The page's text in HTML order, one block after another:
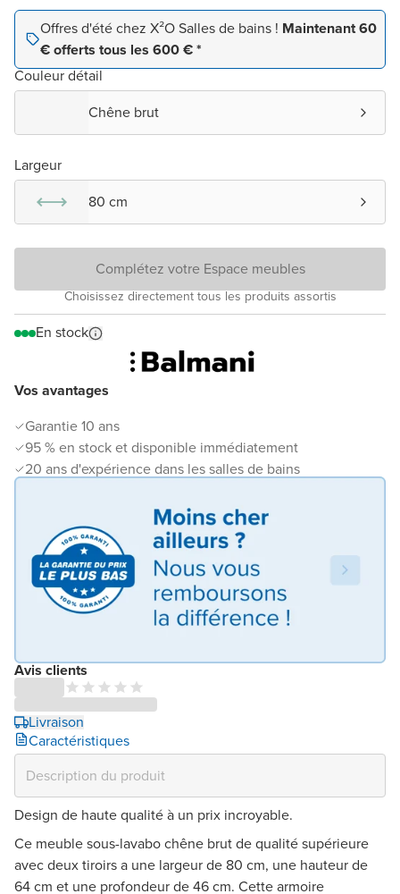
Vos avantages
Garantie 10 ans
95 % en stock et disponible immédiatement
20 ans d'expérience dans les salles de bains
Avis clients
Livraison
Caractéristiques
Offres d'été chez X²O Salles de bains ! Maintenant 60
€ offerts tous les 600 € *
Couleur détail
Chêne brut
Largeur
80 cm
Complétez votre Espace meubles
Choisissez directement tous les produits assortis
En stock
Design de haute qualité à un prix incroyable.
Ce meuble sous-lavabo chêne brut de qualité supérieure
avec deux tiroirs a une largeur de 80 cm, une hauteur de
64 cm et une profondeur de 46 cm. Cette armoire